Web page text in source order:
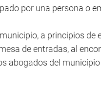
por una persona o
a principios de
de entradas, al
abogados del